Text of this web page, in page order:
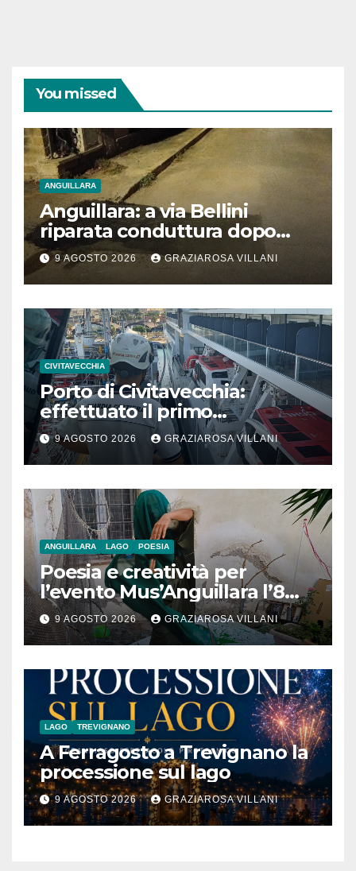
You missed
ANGUILLARA
Anguillara: a via Bellini
riparata conduttura dopo
segnalazione IdD
9 AGOSTO 2026 GRAZIAROSA VILLANI
CIVITAVECCHIA
Porto di Civitavecchia:
effettuato il primo
rifornimento di GNL ad una
nave da crociera
9 AGOSTO 2026 GRAZIAROSA VILLANI
ANGUILLARA LAGO POESIA
Poesia e creatività per
l’evento Mus’Anguillara l’8
agosto 2026 al Museo
Contadino
9 AGOSTO 2026 GRAZIAROSA VILLANI
LAGO TREVIGNANO
A Ferragosto a Trevignano la
processione sul lago
9 AGOSTO 2026 GRAZIAROSA VILLANI